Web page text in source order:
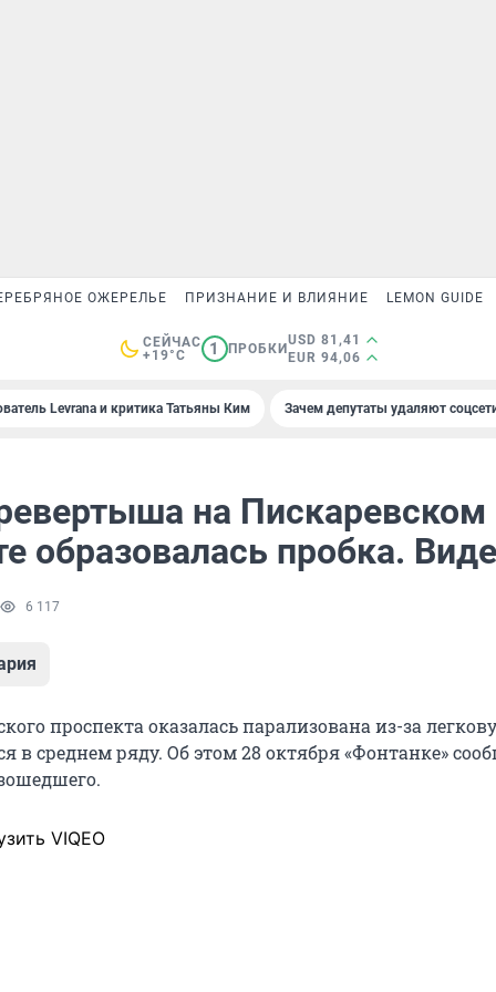
ОЖЕРЕЛЬЕ ПРИЗНАНИЕ И ВЛИЯНИЕ LEMON GUIDE
СЕЙЧАС
+19°C
1 ПРОБКИ
USD 81,41
EUR 94,06
Levrana и критика Татьяны Ким Зачем депутаты удаляют
на Пискаревском
образовалась пробка.
6 117
проспекта оказалась парализована из-за
в среднем ряду. Об этом 28 октября «Фонтанке»
VIQEO